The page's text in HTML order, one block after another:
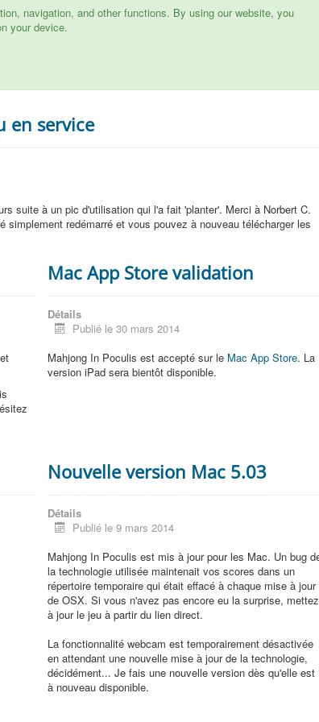
navigation, and other functions. By using our website, you
your device.
en service
suite à un pic d'utilisation qui l'a fait 'planter'. Merci à Norbert C.
simplement redémarré et vous pouvez à nouveau télécharger les
Mac App Store validation
Détails
Publié le 30 mars 2014
Mahjong In Poculis est accepté sur le Mac App Store. La
version iPad sera bientôt disponible.
Nouvelle version Mac 5.03
Détails
Publié le 9 mars 2014
Mahjong In Poculis est mis à jour pour les Mac. Un bug
la technologie utilisée maintenait vos scores dans un
répertoire temporaire qui était effacé à chaque mise à jour
de OSX. Si vous n'avez pas encore eu la surprise, mettez
à jour le jeu à partir du lien direct.
La fonctionnalité webcam est temporairement désactivée
en attendant une nouvelle mise à jour de la technologie,
décidément... Je fais une nouvelle version dès qu'elle est
à nouveau disponible.